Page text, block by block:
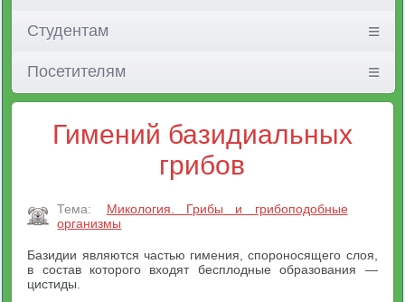
Студентам
Посетителям
Гимений базидиальных
грибов
Тема:
Микология. Грибы и грибоподобные
организмы
Базидии являются частью гимения, спороносящего слоя,
в состав которого входят бесплодные образования —
цистиды.